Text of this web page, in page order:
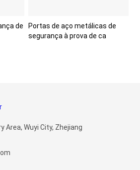
de
Portas de aço metálicas de
segurança à prova de ca
Area, Wuyi City, Zhejiang